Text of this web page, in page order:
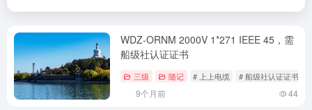
WDZ-ORNM 2000V 1*271 IEEE 45，需
船级社认证证书
三级 随记 # 上上电缆 # 船级社认证证书
9个月前 44